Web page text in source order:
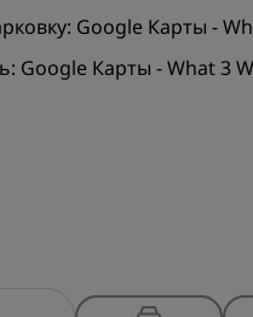
Google Карты -
Google Карты -What 3